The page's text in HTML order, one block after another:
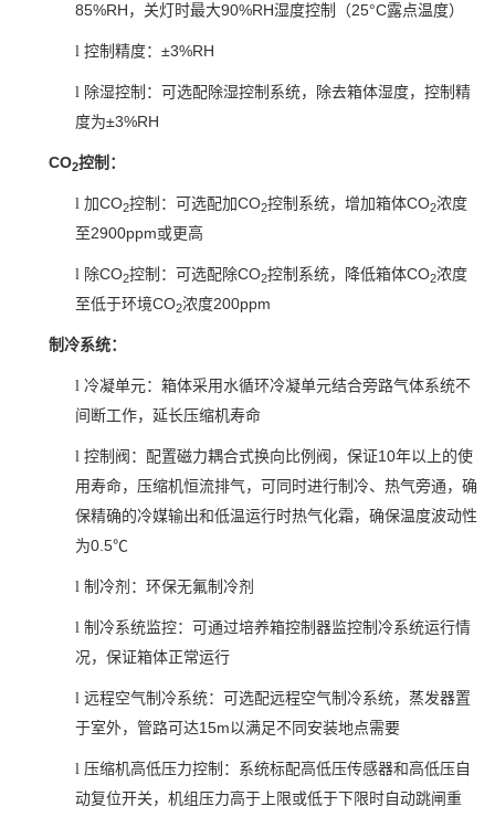
85%RH ，关灯时最大90%RH湿度控制（25°C露点温度）
l 控制精度： ±3%RH
l 除湿控制：可选配除湿控制系统，除去箱体湿度，控制精
度为±3%RH
CO2控制：
l 加CO2控制：可选配加CO2控制系统，增加箱体CO2浓度
至2900ppm或更高
l 除CO2控制：可选配除CO2控制系统，降低箱体CO2浓度
至低于环境CO2浓度200ppm
制冷系统：
l 冷凝单元：箱体采用水循环冷凝单元结合旁路气体系统不
间断工作，延长压缩机寿命
l 控制阀：配置磁力耦合式换向比例阀，保证10年以上的使
用寿命，压缩机恒流排气，可同时进行制冷、热气旁通，确
保精确的冷媒输出和低温运行时热气化霜，确保温度波动性
为0.5℃
l 制冷剂：环保无氟制冷剂
l 制冷系统监控：可通过培养箱控制器监控制冷系统运行情
况，保证箱体正常运行
l 远程空气制冷系统：可选配远程空气制冷系统，蒸发器置
于室外，管路可达15m以满足不同安装地点需要
l 压缩机高低压力控制：系统标配高低压传感器和高低压自
动复位开关，机组压力高于上限或低于下限时自动跳闸重